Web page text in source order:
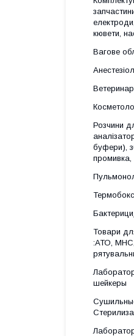
кювети,
Вагове
Розчини
буфери),
промивка,
Товари
:АТО, МНС,
шейкеры